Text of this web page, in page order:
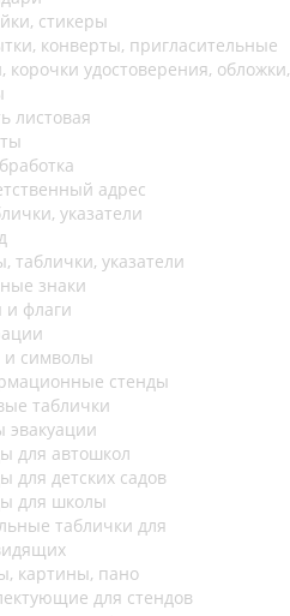
стикеры
конверты, пригласительные
корочки удостоверения, обложки,
листовая
адрес
указатели
таблички, указатели
знаки
и флаги
и символы
стенды
таблички
эвакуации
для автошкол
для детских садов
для школы
таблички для
картины, пано
для стендов